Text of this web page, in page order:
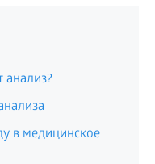
анализ?
в медицинское